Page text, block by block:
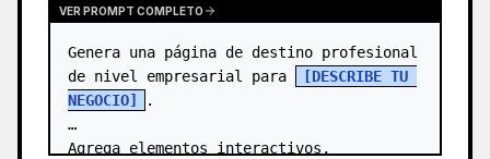
VER PROMPT COMPLETO
Genera una página de destino profesional
de nivel empresarial para
[DESCRIBE TU
NEGOCIO]
.
Agrega elementos interactivos,